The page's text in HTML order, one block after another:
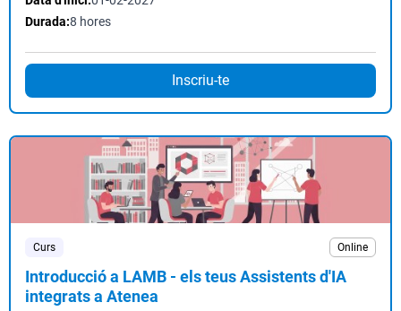
Durada:8 hores
Inscriu-te
Curs Online
Introducció a LAMB - els teus Assistents d'IA
integrats a Atenea